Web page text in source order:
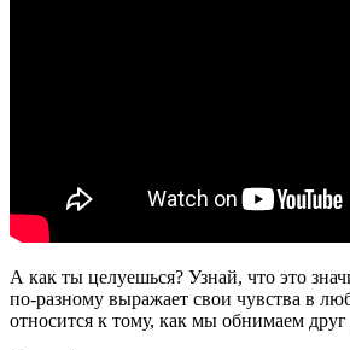
А как ты целуешься? Узнай, что это
по-разному выражает свои чувства в
относится к тому, как мы обнимаем